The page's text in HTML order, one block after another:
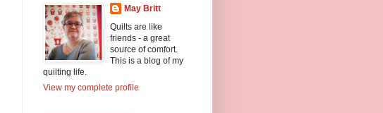
May Britt
Quilts are like
friends - a great
source of comfort.
This is a blog of my
quilting life.
View my complete profile